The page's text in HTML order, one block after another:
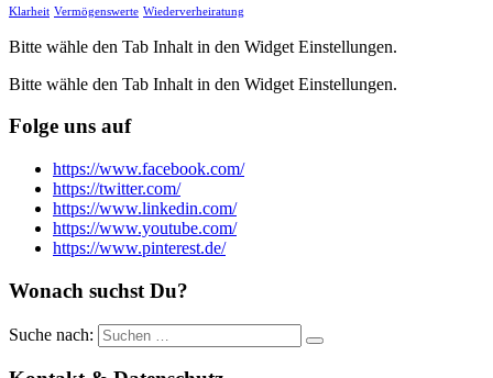
Klarheit Vermögenswerte Wiederverheiratung
Bitte wähle den Tab Inhalt in den Widget Einstellungen.
Bitte wähle den Tab Inhalt in den Widget Einstellungen.
Folge uns auf
https://www.facebook.com/
https://twitter.com/
https://www.linkedin.com/
https://www.youtube.com/
https://www.pinterest.de/
Wonach suchst Du?
Suche nach: